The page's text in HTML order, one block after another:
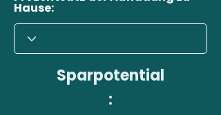
Hause:
Sparpotential
: